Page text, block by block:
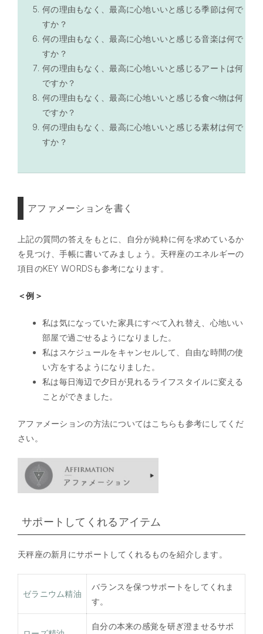
何の理由もなく、最高に心地いいと感じる季節は何で
すか？
何の理由もなく、最高に心地いいと感じる音楽は何で
すか？
何の理由もなく、最高に心地いいと感じるアートは何
ですか？
何の理由もなく、最高に心地いいと感じる食べ物は何
ですか？
何の理由もなく、最高に心地いいと感じる素材は何で
すか？
アファメーションを書く
上記の質問の答えをもとに、自分が純粋に何を求めているか
を見つけ、手帳に書いてみましょう。天秤座のエネルギーの
項目のKEY WORDSも参考になります。
＜例＞
私は気になっていた家具にすべて入れ替え、心地いい
部屋で過ごせるようになりました。
私はスケジュールをキャンセルして、自由な時間の使
い方をするようになりました。
私は毎日海辺で夕日が見れるライフスタイルに変える
ことができました。
アファメーションの方法についてはこちらも参考にしてくだ
さい。
サポートしてくれるアイテム
天秤座の新月にサポートしてくれるものを紹介します。
ゼラニウム精油
バランスを保つサポートをしてくれま
す。
自分の本来の感覚を研ぎ澄ませるサポ